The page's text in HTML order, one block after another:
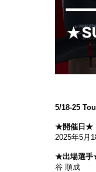
5/18-25
★開催日★
2025年5月
★出場選
谷 順成